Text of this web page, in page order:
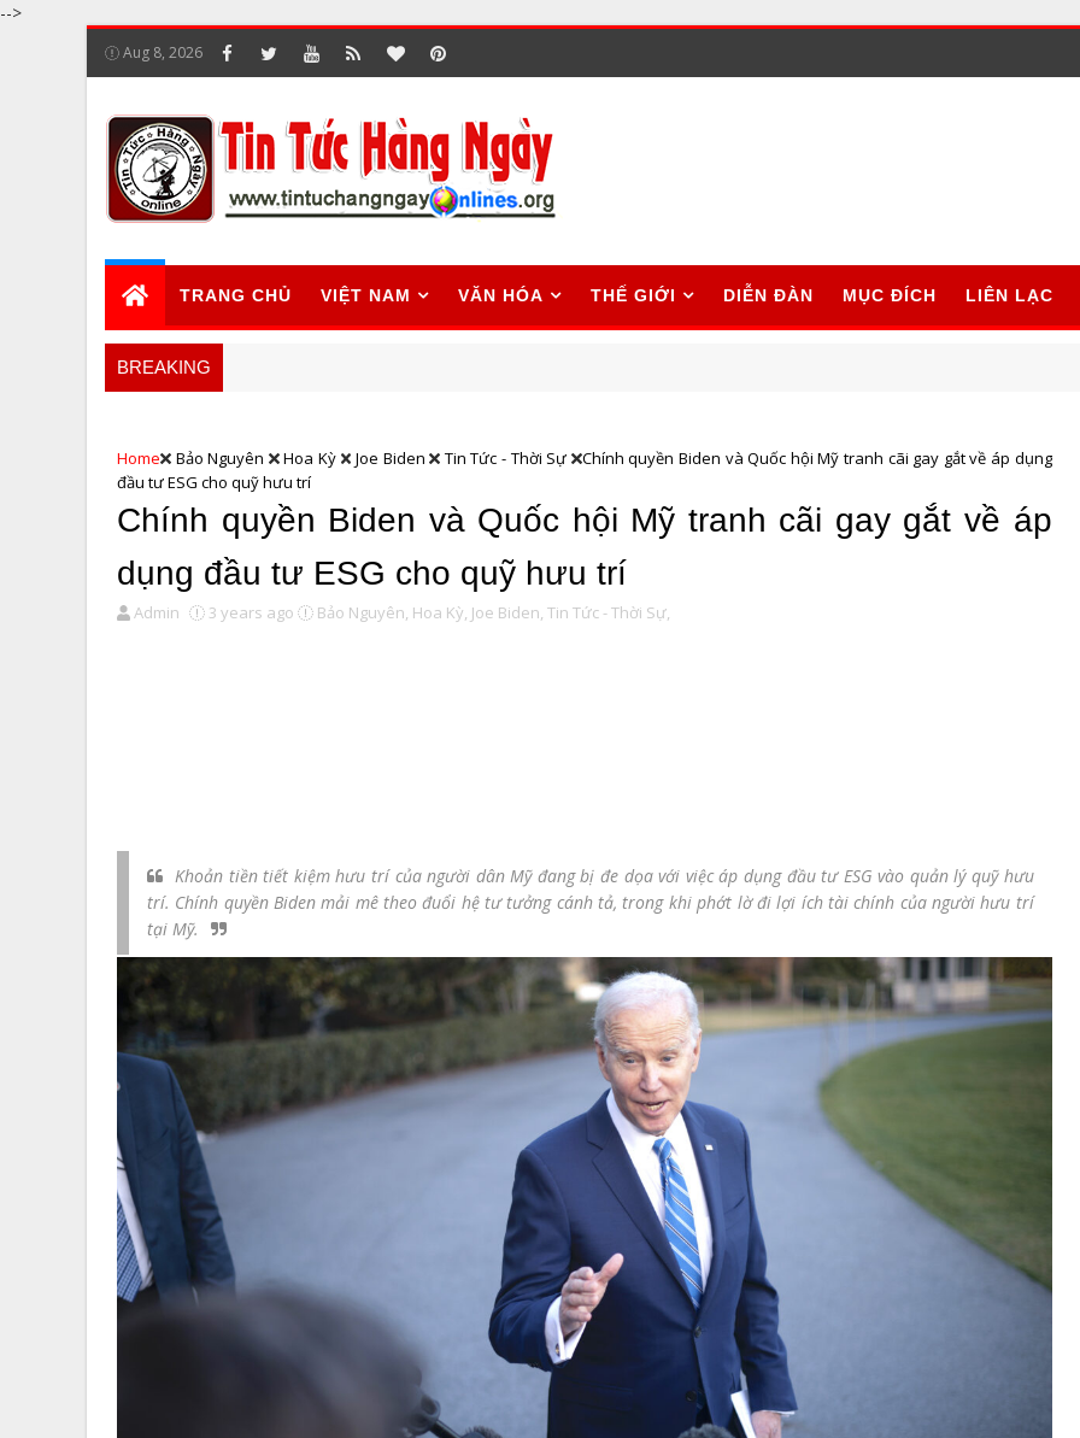
-->
Aug 8, 2026
TRANG CHỦ VIỆT NAM VĂN HÓA THẾ GIỚI DIỄN ĐÀN MỤC ĐÍCH LIÊN LẠC
BREAKING
Home Bảo Nguyên Hoa Kỳ Joe Biden Tin Tức - Thời Sự
Chính quyền Biden và Quốc hội Mỹ tranh cãi gay gắt về áp dụng
đầu tư ESG cho quỹ hưu trí
Chính quyền Biden và Quốc hội Mỹ tranh cãi gay gắt về áp
dụng đầu tư ESG cho quỹ hưu trí
Admin 3 years ago Bảo Nguyên, Hoa Kỳ, Joe Biden, Tin Tức - Thời Sự,
Khoản tiền tiết kiệm hưu trí của người dân Mỹ đang bị đe dọa với việc áp dụng đầu tư ESG vào quản lý quỹ hưu
trí. Chính quyền Biden mải mê theo đuổi hệ tư tưởng cánh tả, trong khi phớt lờ đi lợi ích tài chính của người hưu trí
tại Mỹ.